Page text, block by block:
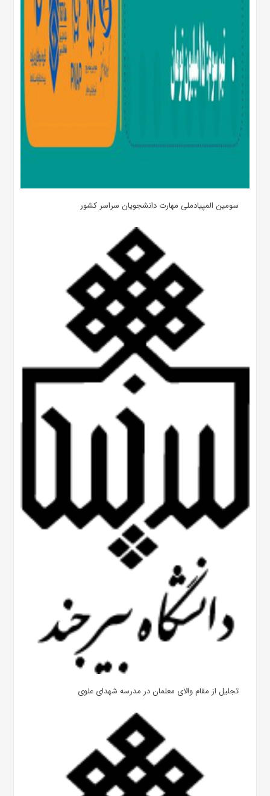
سومین المپیادملی مهارت دانشجویان سراسر کشور
تجلیل از مقام والای معلمان در مدرسه شهدای علوی